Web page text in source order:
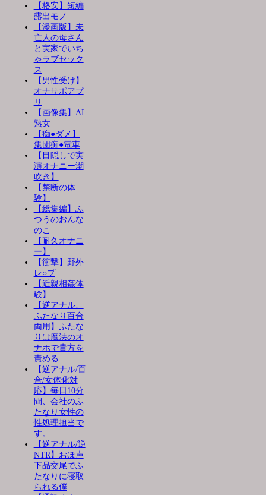
【格安】短編
露出モノ
【漫画版】未
亡人の母さん
と実家でいち
ゃラブセック
ス
【男性受け】
オナサポアプ
リ
【画像集】AI
熟女
【痴●ダメ】
集団痴●電車
【目隠しで実
演オナニー潮
吹き】
【禁断の体
験】
【総集編】ふ
つうのおんな
のこ
【耐久オナニ
ー】
【衝撃】野外
レ○プ
【近親相姦体
験】
【逆アナル、
ふたなり百合
両用】ふたな
りは魔法のオ
ナホで貴方を
責める
【逆アナル/百
合/女体化対
応】毎日10分
間、会社のふ
たなり女性の
性処理担当で
す。
【逆アナル/逆
NTR】おほ声
下品交尾でふ
たなりに寝取
られる僕